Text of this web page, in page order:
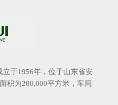
于1956年，位于山东省安
积为200,000平方米，车间